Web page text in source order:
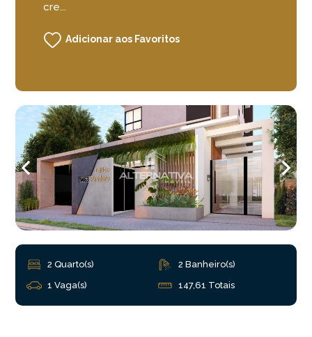
cre...
Adicionar aos Favoritos
2 Quarto(s)
2 Banheiro(s)
1 Vaga(s)
147,61 Totais